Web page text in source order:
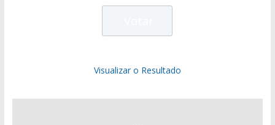
Visualizar o Resultado